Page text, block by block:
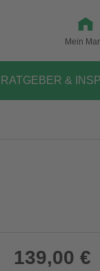
Mein
RATGEBER &
139,00 €